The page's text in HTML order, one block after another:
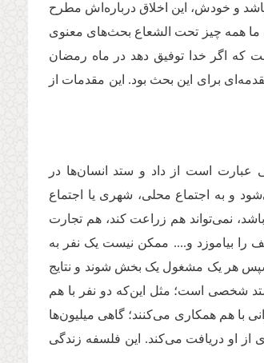
و خودش، این اخلاق درباره‌اش مطرح
ما همه چیز تحت الشعاع بحث‌های معنوی
که اگر خدا توفیق دهد در ماه رمضان
برای این بحث بود. این مقدمات از
عبارت است از داد و ستد انسان‌ها در
و به اجتماع محلی، شهری یا اجتماع
نمی‌تواند هم زراعت کند، هم تجارت
را بیاموزد و.... ممکن نیست یک نفر به
سپس هر یک مشغول یک بخش شوند و نتایج
شخصی است؛ مثل این‌که دو نفر با هم
با هم همکاری می‌کنند؛ گاهی میلیون‌ها
او دریافت می‌کند. این فلسفه زندگی